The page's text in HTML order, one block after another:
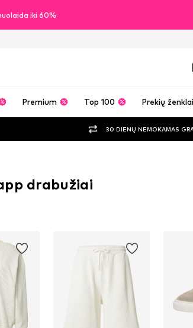
iki 60%
Premium Top 100 Prekių ženklai
30 DIENŲ NEMOKAMAS
drabužiai